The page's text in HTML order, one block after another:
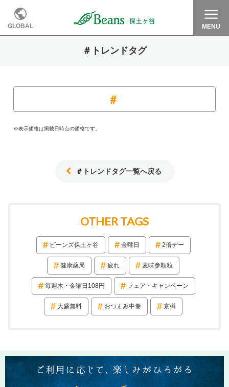
GLOBAL MENU
＃トレンドタグ
※表示価格は掲載日時点の価格です。
＃トレンドタグ一覧へ戻る
OTHER TAGS
ビーンズ保土ヶ谷 金曜日 2倍デー
健康薬局 疲れ 麦味参顆粒
毎週木・金曜日108円 フェア・キャンペーン
大盛無料 おつまみ中巻 京樽